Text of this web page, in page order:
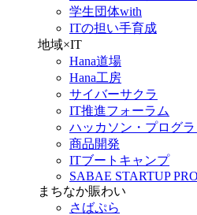
学生団体with
ITの担い手育成
地域×IT
Hana道場
Hana工房
サイバーサクラ
IT推進フォーラム
ハッカソン・プログ
商品開発
ITブートキャンプ
SABAE STARTUP
まちなか賑わい
さばぷら